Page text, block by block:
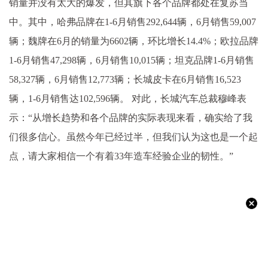
销量并没有太大的爆发，但其旗下各个品牌都处在复苏当
中。其中，哈弗品牌在1-6月销售292,644辆，6月销售59,007
辆；魏牌在6月的销量为6602辆，环比增长14.4%；欧拉品牌
1-6月销售47,298辆，6月销售10,015辆；坦克品牌1-6月销售
58,327辆，6月销售12,773辆；长城皮卡在6月销售16,523
辆，1-6月销售达102,596辆。 对此，长城汽车总裁穆峰表
示：“从增长趋势和各个品牌的实际表现来看，确实给了我
们很多信心。虽然今年已经过半，但我们认为这也是一个起
点，请大家相信一个有着33年造车经验企业的韧性。”